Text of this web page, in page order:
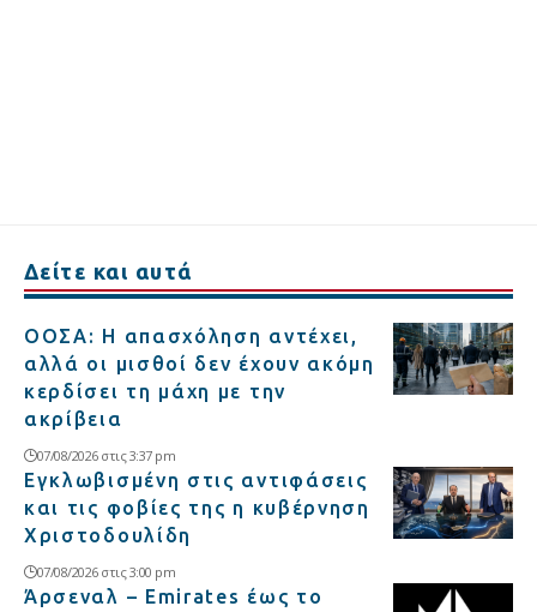
Δείτε και αυτά
ΟΟΣΑ: Η απασχόληση αντέχει,
αλλά οι μισθοί δεν έχουν ακόμη
κερδίσει τη μάχη με την
ακρίβεια
07/08/2026 στις 3:37 pm
Εγκλωβισμένη στις αντιφάσεις
και τις φοβίες της η κυβέρνηση
Χριστοδουλίδη
07/08/2026 στις 3:00 pm
Άρσεναλ – Emirates έως το